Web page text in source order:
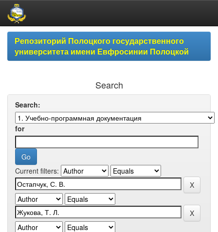
Skip
navigationРепозиторий Полоцкого государственного
университета имени Евфросинии Полоцкой
Search
Search:
for
Current filters: